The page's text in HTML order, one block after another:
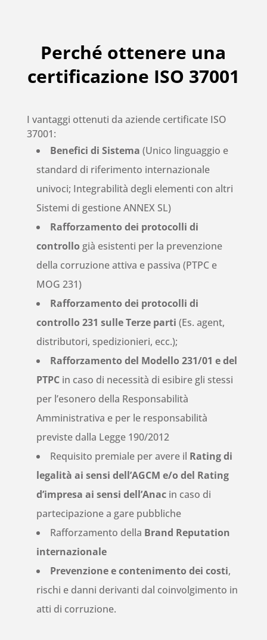
Perché ottenere una
certificazione ISO 37001
I vantaggi ottenuti da aziende certificate ISO
37001:
Benefici di Sistema (Unico linguaggio e
standard di riferimento internazionale
univoci; Integrabilità degli elementi con altri
Sistemi di gestione ANNEX SL)
Rafforzamento dei protocolli di
controllo già esistenti per la prevenzione
della corruzione attiva e passiva (PTPC e
MOG 231)
Rafforzamento dei protocolli di
controllo 231 sulle Terze parti (Es. agent,
distributori, spedizionieri, ecc.);
Rafforzamento del Modello 231/01 e del
PTPCin caso di necessità di esibire gli stessi
per l’esonero della Responsabilità
Amministrativa e per le responsabilità
previste dalla Legge 190/2012
Requisito premiale per avere il Rating di
legalità ai sensi dell’AGCM e/o del Rating
d’impresa ai sensi dell’Anacin caso di
partecipazione a gare pubbliche
Rafforzamento della Brand Reputation
internazionale
Prevenzione e contenimento dei costi,
rischi e danni derivanti dal coinvolgimento in
atti di corruzione.